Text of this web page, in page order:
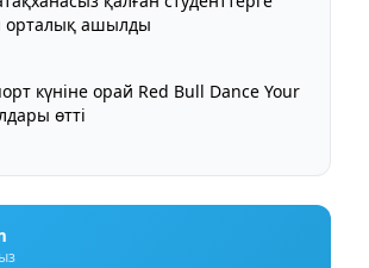
орталық ашылды
күніне орай Red Bull Dance Your
өтті